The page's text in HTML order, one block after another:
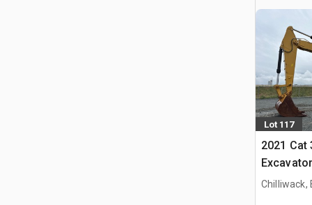
Lot 117
2021 Cat
Excavator
Chilliwack,